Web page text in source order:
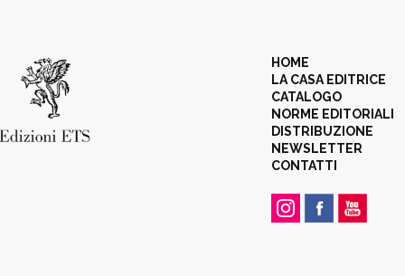
HOME
LA CASA EDITRICE
CATALOGO
NORME EDITORIALI
DISTRIBUZIONE
NEWSLETTER
CONTATTI